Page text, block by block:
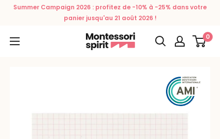
PasserSummer Campaign 2026 : profitez de -10% à -25% dans votre
panier jusqu'au 21 août 2026 !
Montessori
Spirit
0